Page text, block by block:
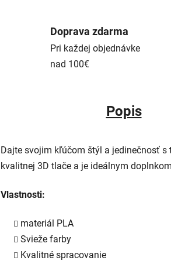
Doprava zdarma
Pri každej objednávke
nad 100€
Popis
Dajte svojim kľúčom štýl a jedinečnosť
kvalitnej 3D tlače a je ideálnym
Vlastnosti:
materiál PLA
Svieže farby
Kvalitné spracovanie